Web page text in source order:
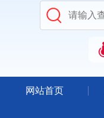
网站首页